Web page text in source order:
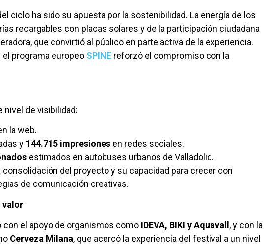
ciclo ha sido su apuesta por la sostenibilidad. La energía de los
recargables con placas solares y de la participación ciudadana
que convirtió al público en parte activa de la experiencia.
programa europeo SPINE reforzó el compromiso con la
nivel de visibilidad:
la web.
y 144.715 impresiones en redes sociales.
estimados en autobuses urbanos de Valladolid.
del proyecto y su capacidad para crecer con
de comunicación creativas.
valor
con el apoyo de organismos como IDEVA, BIKI y Aquavall , y con la
Cerveza Milana, que acercó la experiencia del festival a un nivel